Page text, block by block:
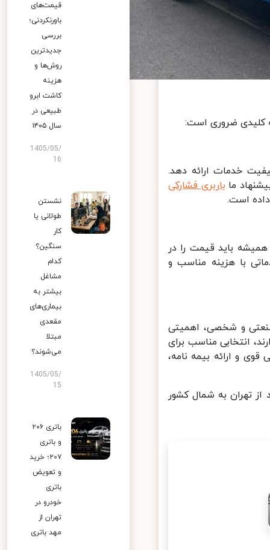
کلیدی ضروری است:
خدمات ارائه دهد.
ماباربری فشارکی
است.
باید قیمت را در
با هزینه مناسب و
و شخصی، اهمیتی
انتخابی مناسب برای
و ارائه بیمه ‌نامه،
تهران به شمال کشور
قیمت‌های
باورنکردنی؛
بررسی
جدیدترین
روش‌ها و
هزینه
کاشت ابرو
طبیعی در
سال ۱۴۰۵
1405/05/
16
نشستن
طولانی یا
کار
سنگین؟
کدام
مشاغل
بیشتر به
بیماری‌های
مقعدی
مبتلا
می‌شوند؟
1405/05/
15
باتری ۲۰۶
و باتری
۲۰۷؛ خرید
و تعویض
باتری
خودرو در
تهران از
مهد باتری